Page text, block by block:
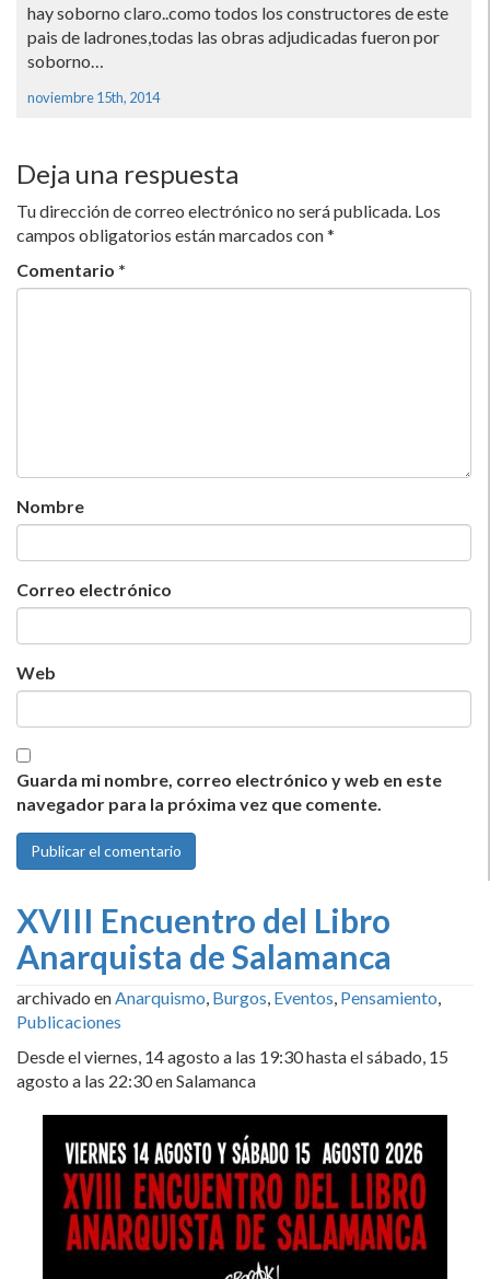
hay soborno claro..como todos los constructores de este
pais de ladrones,todas las obras adjudicadas fueron por
soborno…
noviembre 15th, 2014
Deja una respuesta
Tu dirección de correo electrónico no será publicada. Los
campos obligatorios están marcados con*
Comentario *
Nombre
Correo electrónico
Web
Guarda mi nombre, correo electrónico y web en este
navegador para la próxima vez que comente.
XVIII Encuentro del Libro
Anarquista de Salamanca
archivado en Anarquismo Burgos Eventos Pensamiento
Publicaciones
Desde el viernes, 14 agosto a las 19:30 hasta el sábado, 15
agosto a las 22:30 en Salamanca